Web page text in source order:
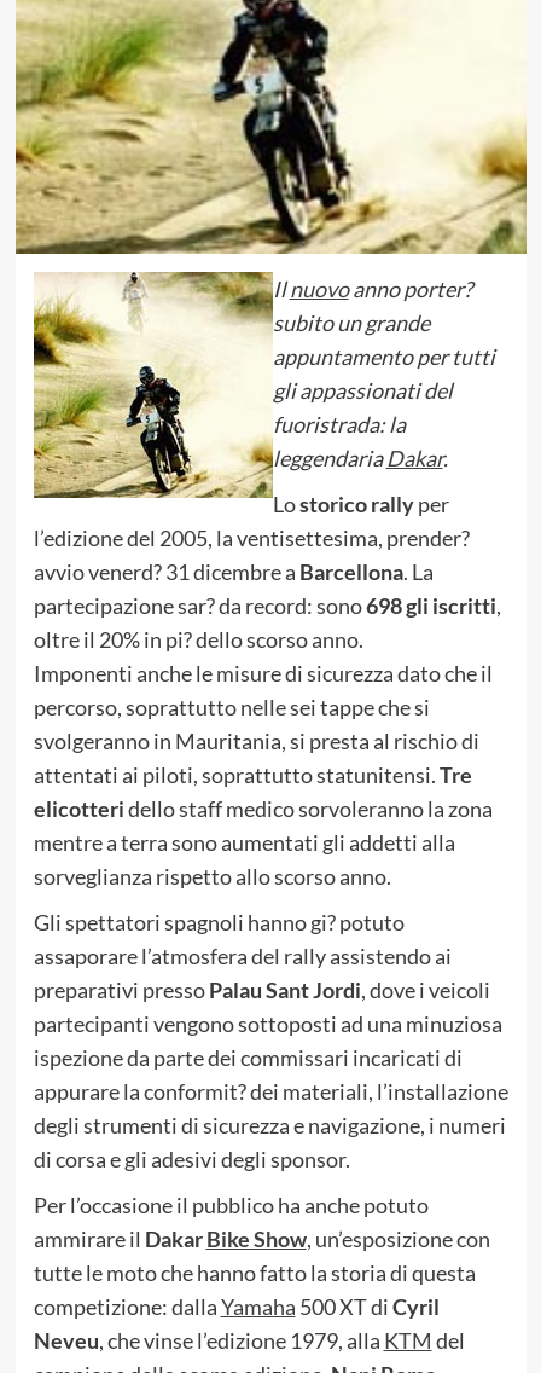
Ilnuovoanno porter?
subito un grande
appuntamento per tutti
gli appassionati del
fuoristrada: la
leggendariaDakar.
Lostorico rallyper
l’edizione del 2005, la ventisettesima, prender?
avvio venerd? 31 dicembre a Barcellona. La
partecipazione sar? da record: sono698 gli iscritti,
oltre il 20% in pi? dello scorso anno.
Imponenti anche le misure di sicurezza dato che il
percorso, soprattutto nelle sei tappe che si
svolgeranno in Mauritania, si presta al rischio di
attentati ai piloti, soprattutto statunitensi.Tre
elicotteridello staff medico sorvoleranno la zona
mentre a terra sono aumentati gli addetti alla
sorveglianza rispetto allo scorso anno.
Gli spettatori spagnoli hanno gi? potuto
assaporare l’atmosfera del rally assistendo ai
preparativi pressoPalau Sant Jordi, dove i veicoli
partecipanti vengono sottoposti ad una minuziosa
ispezione da parte dei commissari incaricati di
appurare la conformit? dei materiali, l’installazione
degli strumenti di sicurezza e navigazione, i numeri
di corsa e gli adesivi degli sponsor.
Per l’occasione il pubblico ha anche potuto
ammirare il DakarBike Show, un’esposizione con
tutte le moto che hanno fatto la storia di questa
competizione: dallaYamaha 500 XT diCyril
Neveu, che vinse l’edizione 1979, alla KTM del